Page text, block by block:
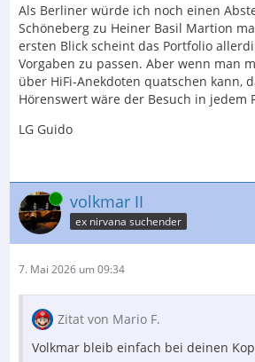
Als Berliner würde ich noch einen
Schöneberg zu Heiner Basil Martion
ersten Blick scheint das Portfolio
Vorgaben zu passen. Aber wenn man
über HiFi-Anekdoten quatschen kann,
Hörenswert wäre der Besuch in jedem
LG Guido
Online volkmar II
ex nirvana suchender
7. Mai 2026 um 09:34
Zitat von Mario F.
Volkmar bleib einfach bei deinen